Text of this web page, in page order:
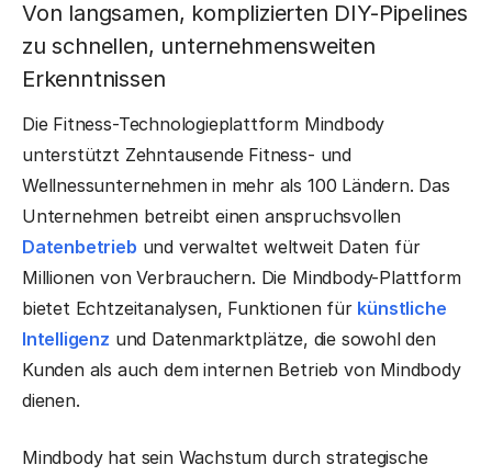
Von langsamen, komplizierten DIY-Pipelines
zu schnellen, unternehmensweiten
Erkenntnissen
Die Fitness-Technologieplattform Mindbody
unterstützt Zehntausende Fitness- und
Wellnessunternehmen in mehr als 100 Ländern. Das
Unternehmen betreibt einen anspruchsvollen
Datenbetrieb und verwaltet weltweit Daten für
Millionen von Verbrauchern. Die Mindbody-Plattform
bietet Echtzeitanalysen, Funktionen für künstliche
Intelligenz und Datenmarktplätze, die sowohl den
Kunden als auch dem internen Betrieb von Mindbody
dienen.
Mindbody hat sein Wachstum durch strategische